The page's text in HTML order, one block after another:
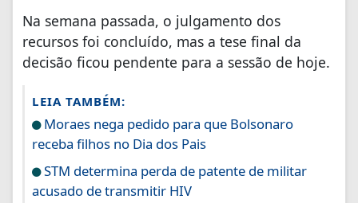
Na semana passada, o julgamento dos
recursos foi concluído, mas a tese final da
decisão ficou pendente para a sessão de hoje.
LEIA TAMBÉM:
Moraes nega pedido para que Bolsonaro
receba filhos no Dia dos Pais
STM determina perda de patente de militar
acusado de transmitir HIV